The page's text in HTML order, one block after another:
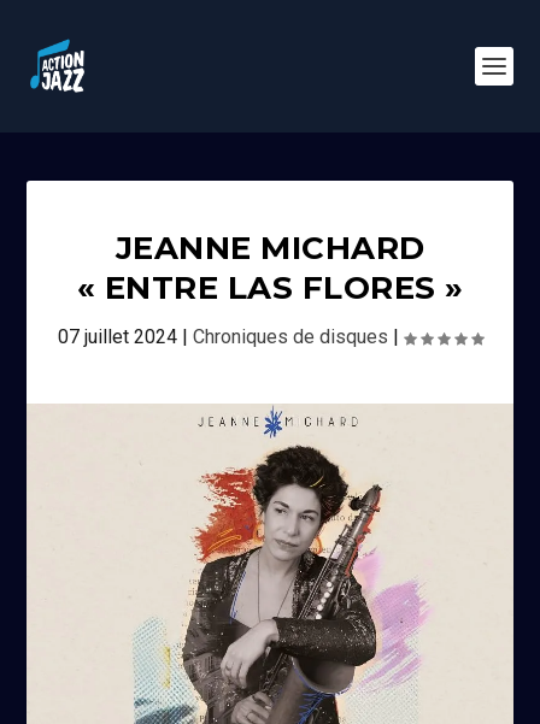
JEANNE MICHARD
« ENTRE LAS FLORES »
07 juillet 2024| Chroniques de disques |